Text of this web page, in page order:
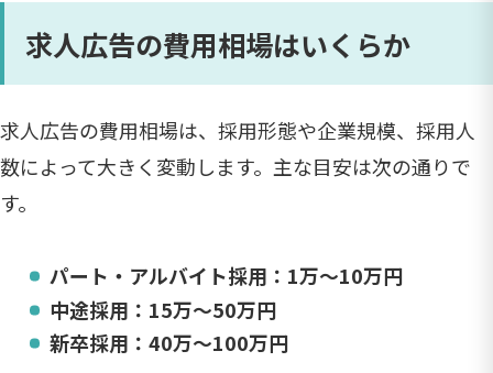
求人広告の費用相場はいくらか
求人広告の費用相場は、採用形態や企業規模、採用人
数によって大きく変動します。主な目安は次の通りで
す。
パート・アルバイト採用：1万～10万円
中途採用：15万～50万円
新卒採用：40万～100万円